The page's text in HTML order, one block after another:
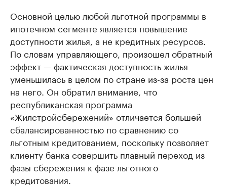
Основной целью любой льготной программы в
ипотечном сегменте является повышение
доступности жилья, а не кредитных ресурсов.
По словам управляющего, произошел обратный
эффект — фактическая доступность жилья
уменьшилась в целом по стране из-за роста цен
на него. Он обратил внимание, что
республиканская программа
«Жилстройсбережений» отличается большей
сбалансированностью по сравнению со
льготным кредитованием, поскольку позволяет
клиенту банка совершить плавный переход из
фазы сбережения к фазе льготного
кредитования.